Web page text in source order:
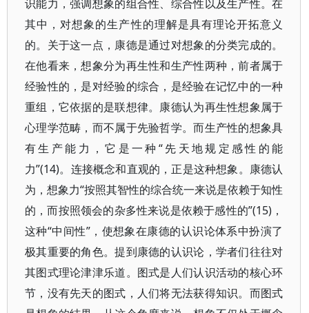
识能力，强调想象的组合性、综合性以及生产性。在
其中，对想象的生产性的理解是具有理论开拓意义
的。关于这一点，康德是通过对想象的分类完成的。
在他看来，想象分为再生性和生产性两种，前者属于
经验性的，是对经验的综合，是经验在记忆中的一种
重组，它依据的是联想律。康德认为再生性想象属于
心理学范畴，而不属于先验哲学。而生产性的想象具
有生产能力，它是一种“先天地规定感性的能
力”(14)。连接概念和直观的，正是这种想象。康德认
为，想象力“按照其智性的综合统一来说是依赖于知性
的，而按照领会的杂多性来说是依赖于感性的”(15)，
这种“中间性”，使想象在康德的认识论体系中扮演了
极其重要的角色。提到康德的认识论，学者们往往对
其图式理论津津乐道。图式是人们认识活动的核心环
节，没有先天的图式，人们将无法获得知识。而图式